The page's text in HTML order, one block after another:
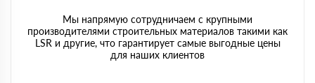
Мы напрямую сотрудничаем с крупными
производителями строительных материалов такими как
LSR и другие, что гарантирует самые выгодные цены
для наших клиентов